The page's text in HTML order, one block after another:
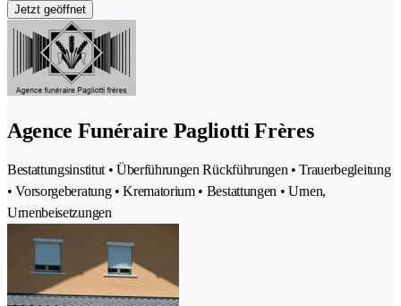
Jetzt geöffnet
Agence Funéraire Pagliotti Frères
Bestattungsinstitut • Überführungen Rückführungen • Trauerbegleitung
• Vorsorgeberatung • Krematorium • Bestattungen • Urnen,
Urnenbeisetzungen